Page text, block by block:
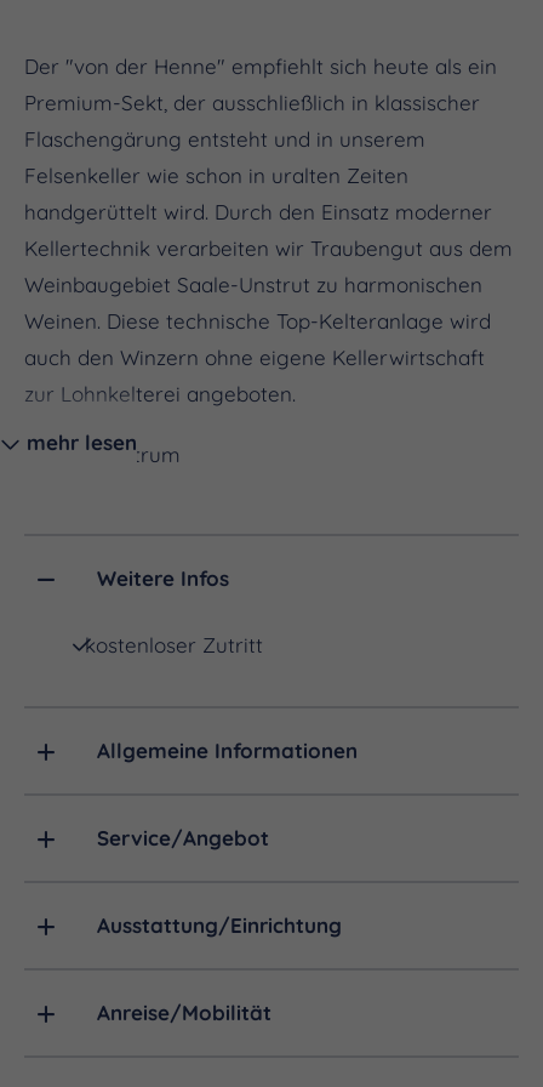
Der "von der Henne" empfiehlt sich heute als ein
Premium-Sekt, der ausschließlich in klassischer
Flaschengärung entsteht und in unserem
Felsenkeller wie schon in uralten Zeiten
handgerüttelt wird. Durch den Einsatz moderner
Kellertechnik verarbeiten wir Traubengut aus dem
Weinbaugebiet Saale-Unstrut zu harmonischen
Weinen. Diese technische Top-Kelteranlage wird
auch den Winzern ohne eigene Kellerwirtschaft
zur Lohnkelterei angeboten.
Sortenspektrum
Lassen Sie sich von der Frische und
überzeugen.
mehr lesen
Weitere Infos
kostenloser Zutritt
Allgemeine Informationen
Service/Angebot
Ausstattung/Einrichtung
Anreise/Mobilität